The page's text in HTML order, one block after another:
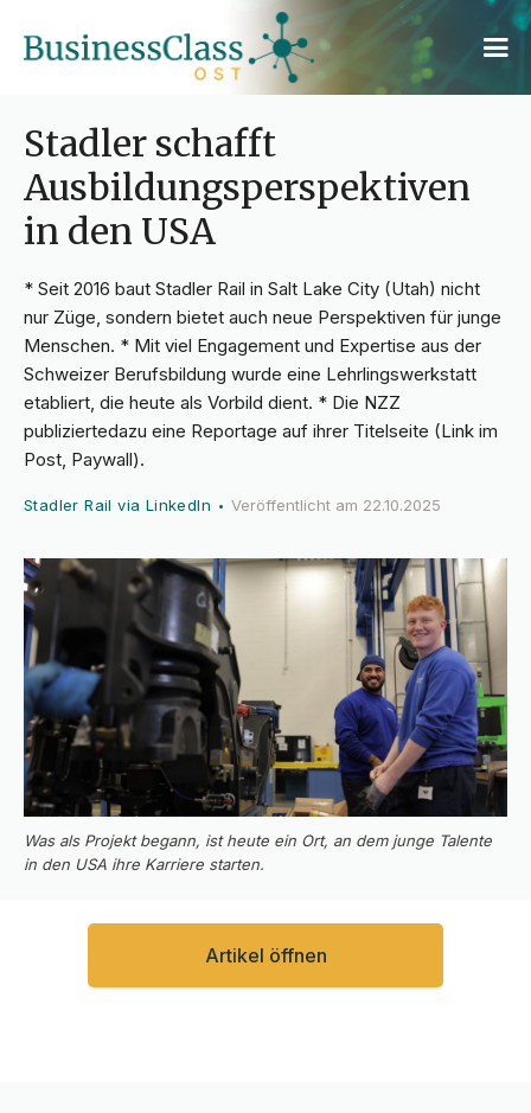
Stadler schafft
Ausbildungsperspektiven
in den USA
* Seit 2016 baut Stadler Rail in Salt Lake City (Utah) nicht
nur Züge, sondern bietet auch neue Perspektiven für junge
Menschen. * Mit viel Engagement und Expertise aus der
Schweizer Berufsbildung wurde eine Lehrlingswerkstatt
etabliert, die heute als Vorbild dient. * Die NZZ
publiziertedazu eine Reportage auf ihrer Titelseite (Link im
Post, Paywall).
Stadler Rail via LinkedIn • Veröffentlicht am 22.10.2025
Was als Projekt begann, ist heute ein Ort, an dem junge Talente
in den USA ihre Karriere starten.
Artikel öffnen